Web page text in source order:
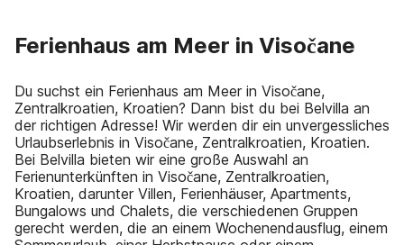
Ferienhaus am Meer in Visočane
Du suchst ein Ferienhaus am Meer in Visočane,
Zentralkroatien, Kroatien? Dann bist du bei Belvilla an
der richtigen Adresse! Wir werden dir ein unvergessliches
Urlaubserlebnis in Visočane, Zentralkroatien, Kroatien.
Bei Belvilla bieten wir eine große Auswahl an
Ferienunterkünften in Visočane, Zentralkroatien,
Kroatien, darunter Villen, Ferienhäuser, Apartments,
Bungalows und Chalets, die verschiedenen Gruppen
gerecht werden, die an einem Wochenendausflug, einem